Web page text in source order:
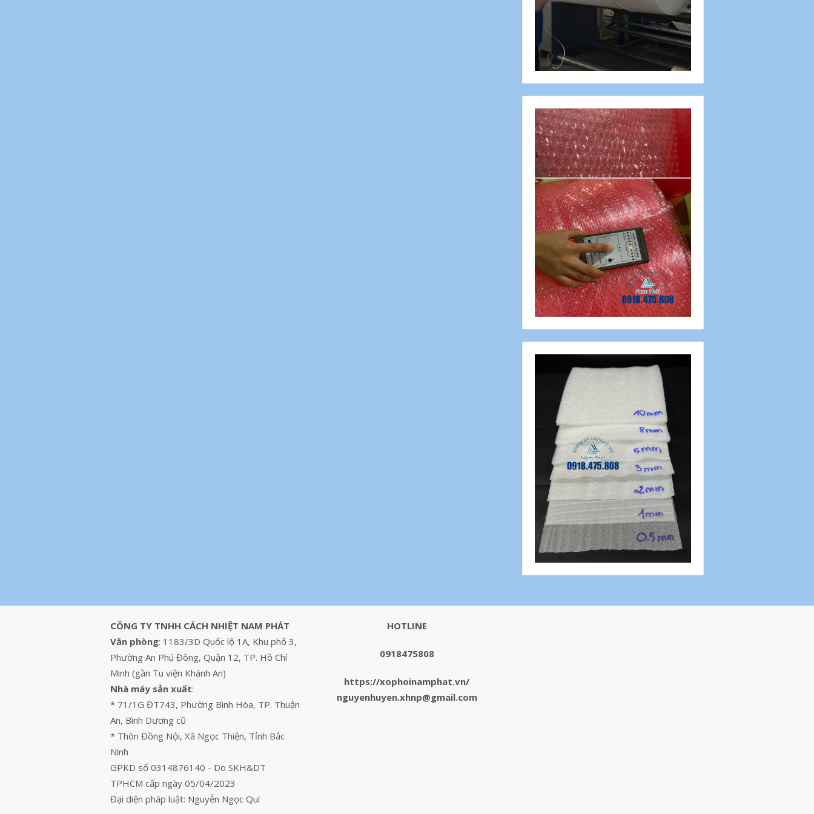
CÔNG TY TNHH CÁCH NHIỆT NAM PHÁT
Văn phòng: 1183/3D Quốc lộ 1A, Khu phố 3,
Phường An Phú Đông, Quận 12, TP. Hồ Chí
Minh (gần Tu viện Khánh An)
Nhà máy sản xuất:
* 71/1G ĐT743, Phường Bình Hòa, TP. Thuận
An, Bình Dương cũ
* Thôn Đồng Nội, Xã Ngọc Thiện, Tỉnh Bắc
Ninh
GPKD số 0314876140 - Do SKH&DT
TPHCM cấp ngày 05/04/2023
Đại diện pháp luật: Nguyễn Ngọc Quí
HOTLINE
0918475808
https://xophoinamphat.vn/
nguyenhuyen.xhnp@gmail.com